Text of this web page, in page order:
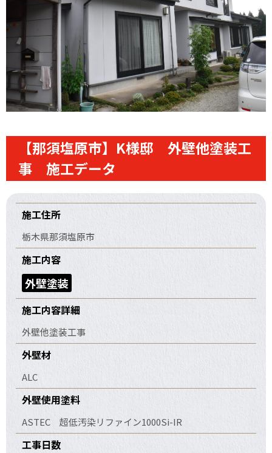
【那須塩原市】K様邸 外壁他塗装工
事 施工データ
施工住所
栃木県那須塩原市
施工内容
外壁塗装
施工内容詳細
外壁他塗装工事
外壁材
ALC
外壁使用塗料
ASTEC 超低汚染リファイン1000Si-IR
工事日数